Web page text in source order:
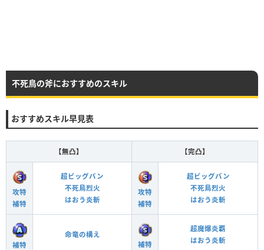
不死鳥の斧におすすめのスキル
おすすめスキル早見表
【無凸】 【完凸】
攻特
補特
超ビッグバン
不死鳥烈火
はおう炎斬
攻特
補特
超ビッグバン
不死鳥烈火
はおう炎斬
補特
命竜の構え
補特
超魔爆炎覇
はおう炎斬